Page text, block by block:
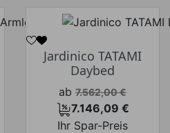
Jardinico TATAMI
Daybed
Verkaufspreis
ab 7.562,00 €
Preis
7.146,09 €
Ihr Spar-Preis